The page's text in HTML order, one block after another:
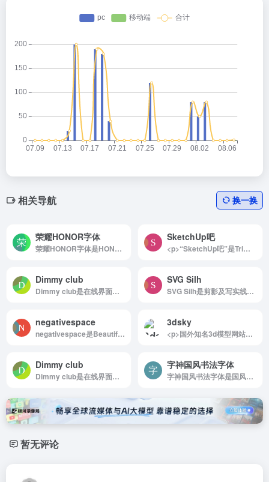
相关导航 换一换
荣耀HONOR字体
荣耀HONOR字体是HONOR Sans 是一款由荣耀公司...
SketchUp吧
<p>“SketchUp吧”是Trimble SketchUp的中文门户网站，有国内极为专业和权威的SketchUp技术论坛平台，并自主研发SUAPP2插件库等强大功能扩展！汇聚了异常丰富的SketchUp及相关设计软件创作的精华作品、模型下载、分享资源、技术探讨、项目文本等一手信息资源。是广大SU爱好者的家园！</p>
Dimmy club
Dimmy club是在线界面设计样机生成器
SVG Silh
SVG Silh是剪影及写实线条风的素材
negativespace
negativespace是Beautiful, High-Resolution Free Stock Photos
3dsky
<p>国外知名3d模型网站</p>
Dimmy club
Dimmy club是在线界面设计样机生成器
字神国风书法字体
字神国风书法字体是国风类书法字体字库
暂无评论